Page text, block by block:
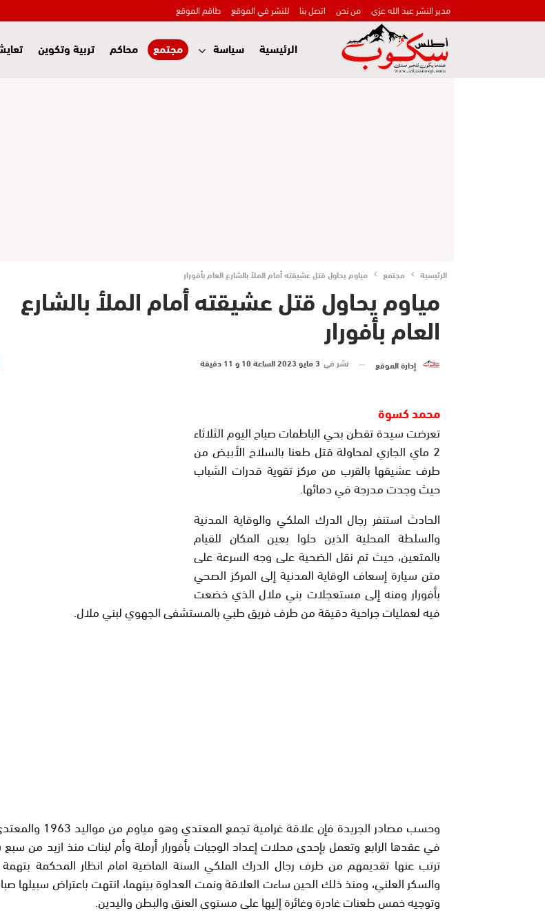
مدير النشر عبد الله عزي من نحن اتصل بنا للنشر في الموقع طاقم الموقع
الرئيسية سياسة مجتمع محاكم تربية وتكوين
الرئيسية مجتمع مياوم يحاول قتل عشيقته أمام الملأ بالشارع العام بأفورار
مياوم يحاول قتل عشيقته أمام الملأ بالشارع
العام بأفورار
إدارة الموقع نشر في 3 مايو 2023 الساعة 10 و 11 دقيقة
محمد كسوة
تعرضت سيدة تقطن بحي الباطمات صباح اليوم الثلاثاء
2 ماي الجاري لمحاولة قتل طعنا بالسلاح الأبيض من
طرف عشيقها بالقرب من مركز تقوية قدرات الشباب
حيث وجدت مدرجة في دمائها.
الحادث استنفر رجال الدرك الملكي والوقاية المدنية
والسلطة المحلية الذين حلوا بعين المكان للقيام
بالمتعين، حيث تم نقل الضحية على وجه السرعة على
متن سيارة إسعاف الوقاية المدنية إلى المركز الصحي
بأفورار ومنه إلى مستعجلات بني ملال الذي خضعت
فيه لعمليات جراحية دقيقة من طرف فريق طبي بالمستشفى الجهوي لبني ملال.
وحسب مصادر الجريدة فإن علاقة غرامية تجمع
في عقدها الرابع وتعمل بإحدى محلات إعداد الوجبات بأفورار أرملة وأم لبنات منذ ازيد من
ترتب عنها تقديمهم من طرف رجال الدرك الملكي السنة الماضية امام انظار المحكمة بتهمة
والسكر العلني، ومنذ ذلك الحين ساءت العلاقة ونمت العداوة بينهما، انتهت باعتراض سبيلها
وتوجيه خمس طعنات غادرة وغائرة إليها على مستوى العنق والبطن واليدين.